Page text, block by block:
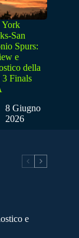
San
Spurs:
e
della
3 Finals
8 Giugno
2026
e